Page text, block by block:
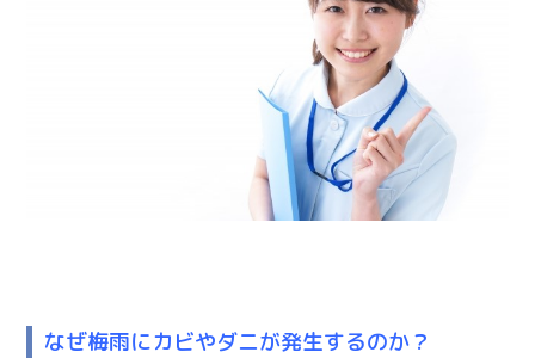
なぜ梅雨にカビやダニが発生するのか？